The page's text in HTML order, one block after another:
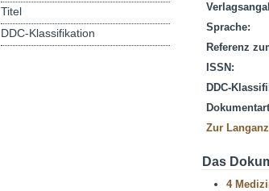
Sprache:
Referenz
ISSN:
DDC-
Zur
Das
4
Titel
DDC-Klassifikation